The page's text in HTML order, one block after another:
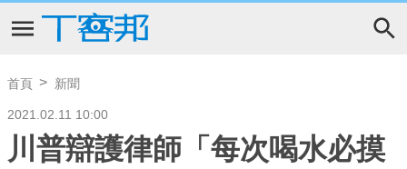
首頁 新聞
2021.02.11 10:00
川普辯護律師「每次喝水必摸